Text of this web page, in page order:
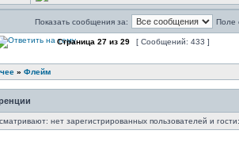
Показать сообщения за: Поле
Страница 27 из 29 [ Сообщений: 433 ]
» Флейм
нет зарегистрированных пользователей и